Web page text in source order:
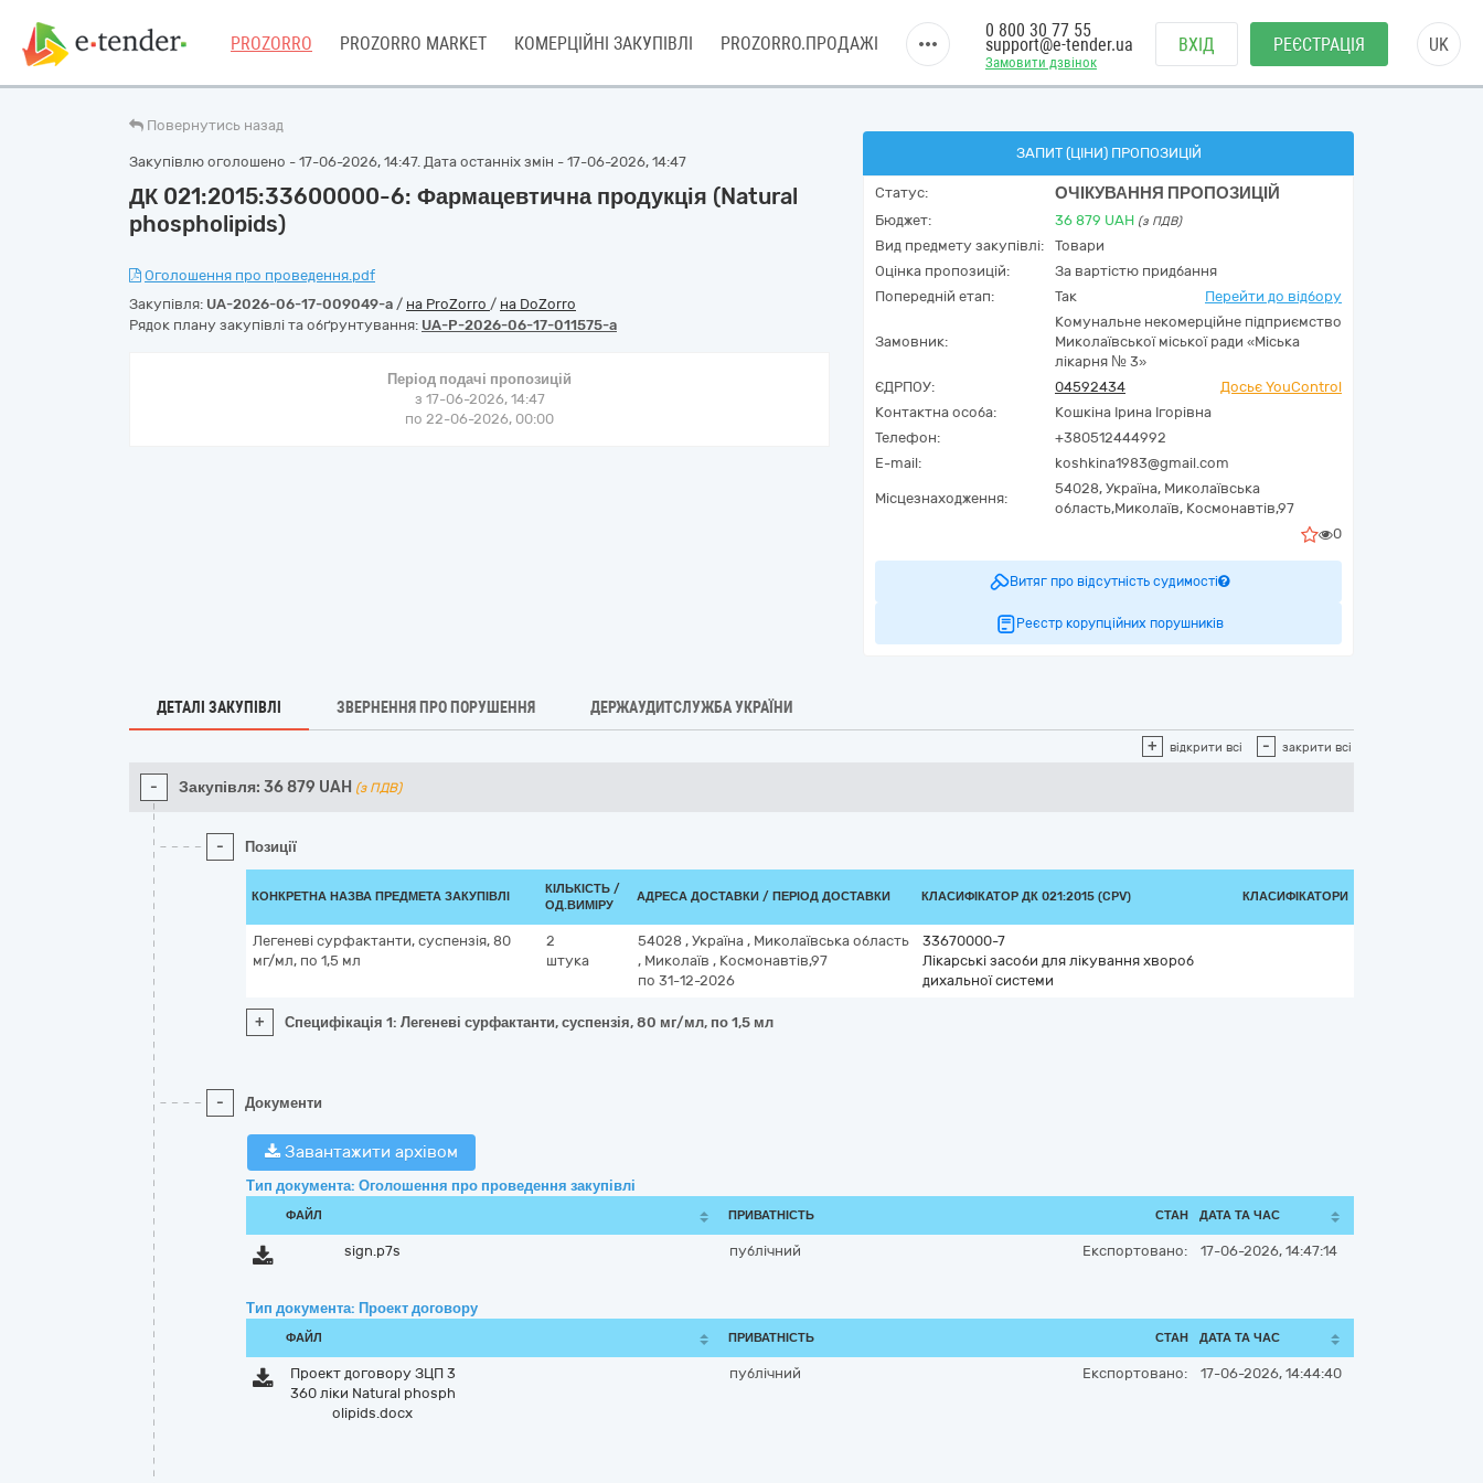
PROZORRO PROZORRO MARKET КОМЕРЦІЙНІ ЗАКУПІВЛІ PROZORRO.ПРОДАЖІ
Замовити дзвінок
0 800 30 77 55
support@e-tender.ua ВХІД РЕЄСТРАЦІЯ UK
Повернутись назад
Закупівлю оголошено - 17-06-2026, 14:47. Дата останніх змін - 17-06-2026, 14:47
ДК 021:2015:33600000-6: Фармацевтична продукція (Natural
phospholipids)
Оголошення про проведення.pdf
Закупівля: UA-2026-06-17-009049-a / на ProZorro / на DoZorro
Рядок плану закупівлі та обґрунтування: UA-P-2026-06-17-011575-a
Період подачі пропозицій
з 17-06-2026, 14:47
по 22-06-2026, 00:00
ЗАПИТ (ЦІНИ) ПРОПОЗИЦІЙ
Статус: ОЧІКУВАННЯ ПРОПОЗИЦІЙ
Бюджет: 36 879 UAH (з ПДВ)
Вид предмету закупівлі:
Товари
Оцінка пропозицій:
За вартістю придбання
Попередній етап:
Так Перейти до відбору
Замовник:
Комунальне некомерційне підприємство
Миколаївської міської ради «Міська
лікарня № 3»
ЄДРПОУ:
04592434
Досьє YouControl
Контактна особа:
Кошкіна Ірина Ігорівна
Телефон:
+380512444992
E-mail:
koshkina1983@gmail.com
Місцезнаходження:
54028, Україна, Миколаївська
область,Миколаїв, Космонавтів,97
0
Витяг про відсутність судимості
Реєстр корупційних порушників
ДЕТАЛІ ЗАКУПІВЛІ ЗВЕРНЕННЯ ПРО ПОРУШЕННЯ ДЕРЖАУДИТСЛУЖБА УКРАЇНИ
+ відкрити всі - закрити всі
- Закупівля: 36 879 UAH (з ПДВ)
- Позиції
КОНКРЕТНА НАЗВА ПРЕДМЕТА ЗАКУПІВЛІ
КІЛЬКІСТЬ /
ОД.ВИМІРУ
АДРЕСА ДОСТАВКИ / ПЕРІОД ДОСТАВКИ КЛАСИФІКАТОР ДК 021:2015 (CPV) КЛАСИФІКАТОРИ
Легеневі сурфактанти, суспензія, 80
мг/мл, по 1,5 мл
2
штука
54028 , Україна , Миколаївська область
, Миколаїв , Космонавтів,97
по 31-12-2026
33670000-7
Лікарські засоби для лікування хвороб
дихальної системи
+ Специфікація 1: Легеневі сурфактанти, суспензія, 80 мг/мл, по 1,5 мл
- Документи
Завантажити архівом
Тип документа: Оголошення про проведення закупівлі
ФАЙЛ ПРИВАТНІСТЬ СТАН ДАТА ТА ЧАС
sign.p7s публічний Експортовано: 17-06-2026, 14:47:14
Тип документа: Проект договору
ФАЙЛ ПРИВАТНІСТЬ СТАН ДАТА ТА ЧАС
Проект договору ЗЦП 3
360 ліки Natural phosph
olipids.docx
публічний Експортовано: 17-06-2026, 14:44:40